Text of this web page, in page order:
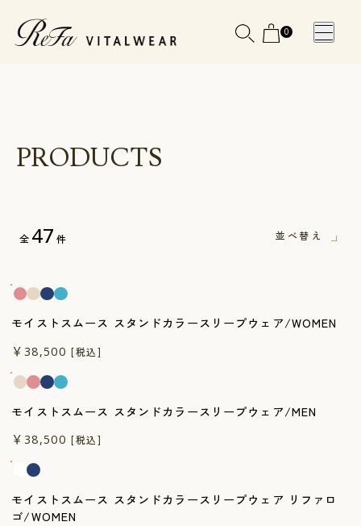
0
品
メディ
品
メディ
PRODUCTS
全 47 件
並べ替え
モイストスムース スタンドカラースリープウェア/WOMEN
￥38,500 [税込]
一般医療機器
モイストスムース スタンドカラースリープウェア/MEN
￥38,500 [税込]
一般医療機器
モイストスムース スタンドカラースリープウェア リファロ
ゴ/WOMEN